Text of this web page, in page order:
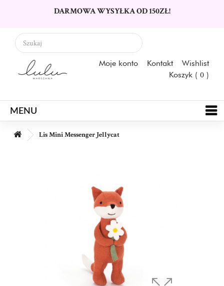
DARMOWA WYSYŁKA OD 150ZŁ!
Moje konto Kontakt
Wishlist
Koszyk ( 0)
MENU
Lis Mini Messenger Jellycat